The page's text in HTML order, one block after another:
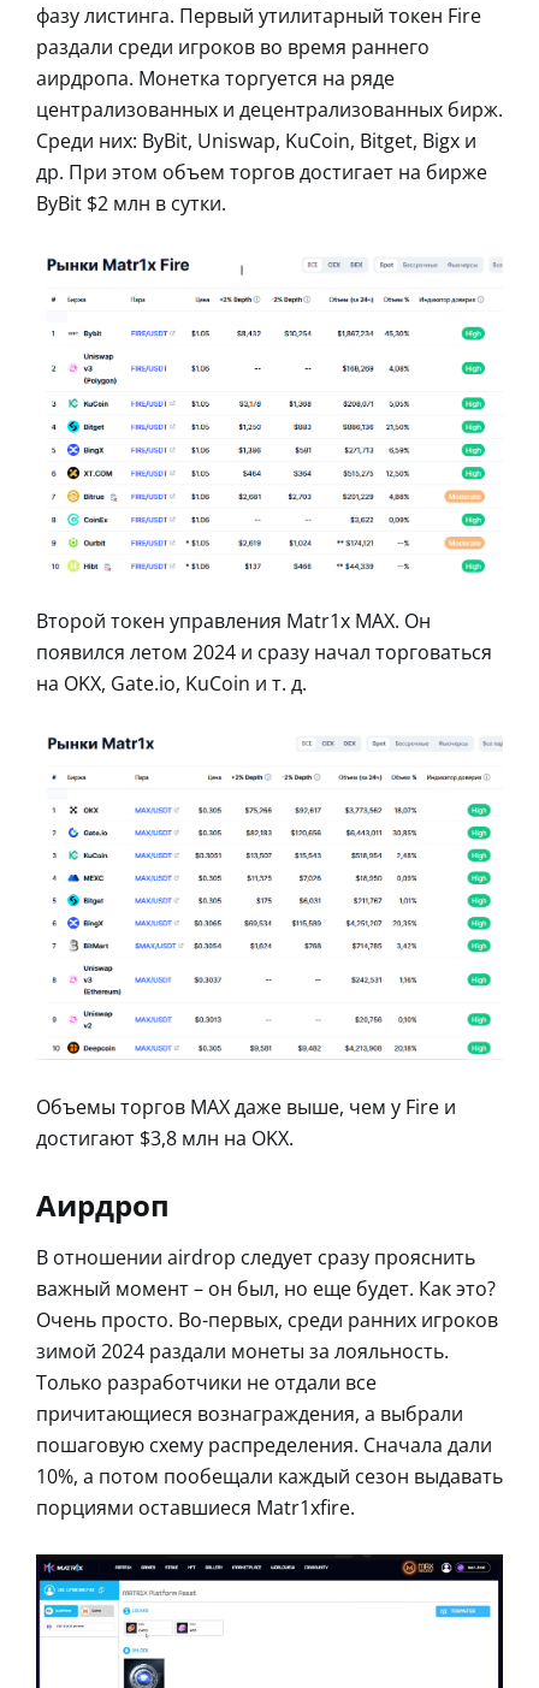
фазу листинга. Первый утилитарный токен Fire
раздали среди игроков во время раннего
аирдропа. Монетка торгуется на ряде
централизованных и децентрализованных бирж.
Среди них: ByBit, Uniswap, KuCoin, Bitget, Bigx и
др. При этом объем торгов достигает на бирже
ByBit $2 млн в сутки.
Второй токен управления Matr1x MAX. Он
появился летом 2024 и сразу начал торговаться
на OKX, Gate.io, KuCoin и т. д.
Объемы торгов MAX даже выше, чем у Fire и
достигают $3,8 млн на OKX.
Аирдроп
В отношении airdrop следует сразу прояснить
важный момент – он был, но еще будет. Как это?
Очень просто. Во-первых, среди ранних игроков
зимой 2024 раздали монеты за лояльность.
Только разработчики не отдали все
причитающиеся вознаграждения, а выбрали
пошаговую схему распределения. Сначала дали
10%, а потом пообещали каждый сезон выдавать
порциями оставшиеся Matr1xfire.